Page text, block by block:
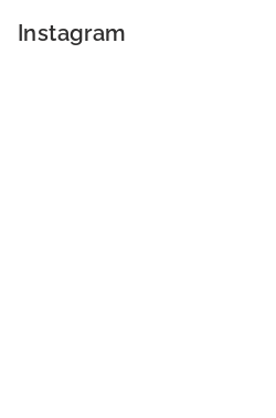
Instagram